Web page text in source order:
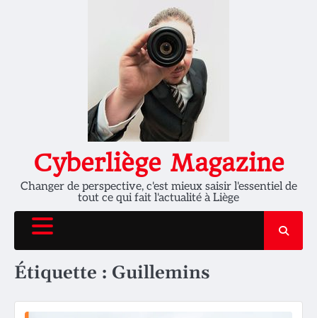
Cyberliège Magazine
Changer de perspective, c'est mieux saisir l'essentiel de
tout ce qui fait l'actualité à Liège
Étiquette : Guillemins